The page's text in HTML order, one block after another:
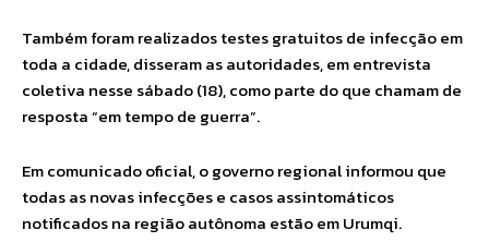
Também foram realizados testes gratuitos de infecção em
toda a cidade, disseram as autoridades, em entrevista
coletiva nesse sábado (18), como parte do que chamam de
resposta “em tempo de guerra”.
Em comunicado oficial, o governo regional informou que
todas as novas infecções e casos assintomáticos
notificados na região autônoma estão em Urumqi.